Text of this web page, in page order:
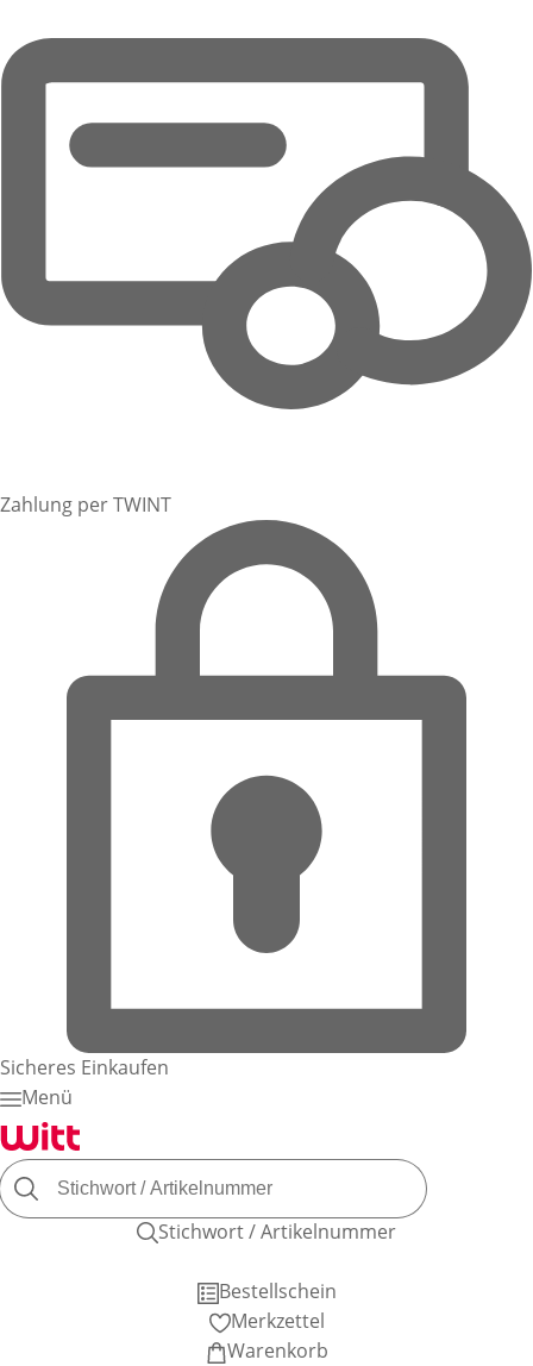
Zahlung per TWINT
Sicheres Einkaufen
Menü
Stichwort / Artikelnummer
Bestellschein
Merkzettel
Warenkorb